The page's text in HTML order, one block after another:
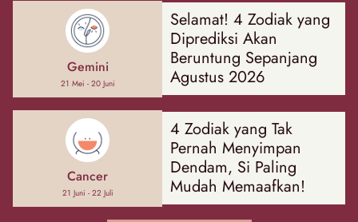
Gemini
21 Mei - 20 Juni
Selamat! 4 Zodiak yang
Diprediksi Akan
Beruntung Sepanjang
Agustus 2026
Cancer
21 Juni - 22 Juli
4 Zodiak yang Tak
Pernah Menyimpan
Dendam, Si Paling
Mudah Memaafkan!